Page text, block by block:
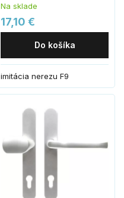
Na sklade
17,10 €
Do košíka
imitácia nerezu F9